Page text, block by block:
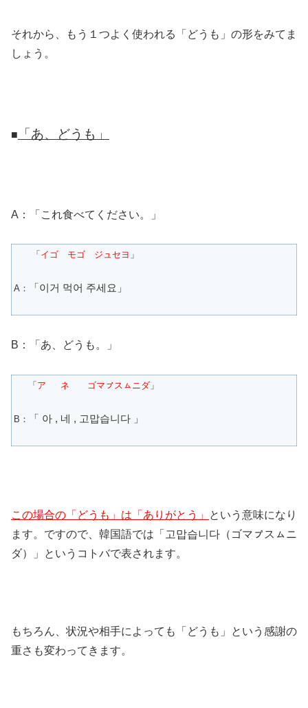
それから、もう１つよく使われる「どうも」の形をみてま
しょう。
■ 「あ、どうも」
A：「これ食べてください。」
「 イゴ モゴ ジュセヨ 」
A： 「이거 먹어 주세요」
B：「あ、どうも。」
「 ア ネ ゴマㇷ゚スㇺニダ 」
B： 「 아 , 네 , 고맙습니다 」
この場合の「どうも」は「ありがとう」
という意味になり
ます。ですので、韓国語では「고맙습니다（ゴマㇷ゚スㇺニ
ダ）」というコトバで表されます。
もちろん、状況や相手によっても「どうも」という感謝の
重さも変わってきます。